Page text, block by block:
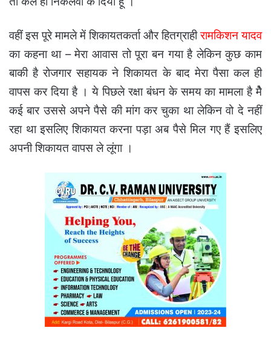
वहीं इस पूरे मामले में शिकायतकर्ता और हितग्राहीरामकिशन यादव
का कहना था – मेरा आवास तो पूरा बन गया है लेकिन कुछ काम
बाकी है रोजगार सहायक ने शिकायत के बाद मेरा पैसा कल ही
वापस कर दिया है । ये पिछले रक्षा बंधन के समय का मामला है मैे
कई बार उससे अपने पैसे की मांग कर चुका था लेकिन वो दे नहीं
रहा था इसलिए शिकायत करना पड़ा अब पैसे मिल गए हैं इसलिए
अपनी शिकायत वापस ले लूंगा ।